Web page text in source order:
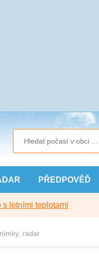
PŘEDPOVĚĎ
s letními teplotami
radar